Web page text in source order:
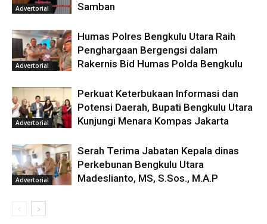
Advertorial
Samban
Advertorial
Humas Polres Bengkulu Utara Raih
Penghargaan Bergengsi dalam
Rakernis Bid Humas Polda Bengkulu
Advertorial
Perkuat Keterbukaan Informasi dan
Potensi Daerah, Bupati Bengkulu Utara
Kunjungi Menara Kompas Jakarta
Advertorial
Serah Terima Jabatan Kepala dinas
Perkebunan Bengkulu Utara
Madeslianto, MS, S.Sos., M.A.P